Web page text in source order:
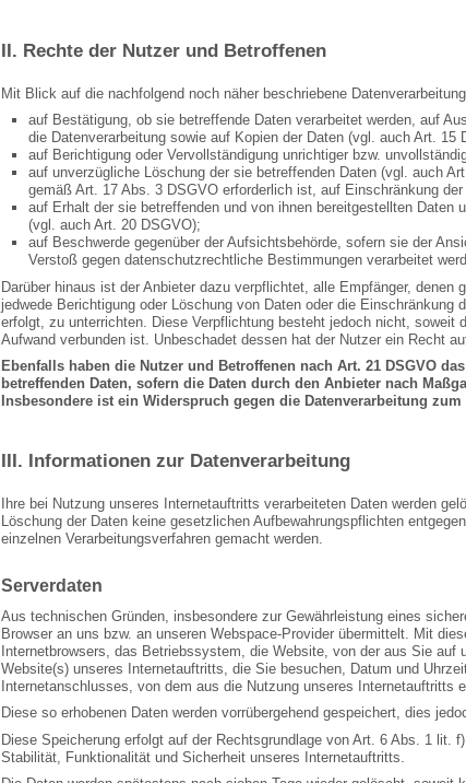
II. Rechte der Nutzer und Betroffenen
Mit Blick auf die nachfolgend noch näher beschriebene
auf Bestätigung, ob sie betreffende Daten verarbeitet werden, auf
die Datenverarbeitung sowie auf Kopien der Daten (vgl. auch Art. 15
auf Berichtigung oder Vervollständigung unrichtiger bzw.
auf unverzügliche Löschung der sie betreffenden Daten (vgl. auch
gemäß Art. 17 Abs. 3 DSGVO erforderlich ist, auf Einschränkung
auf Erhalt der sie betreffenden und von ihnen bereitgestellten Daten
(vgl. auch Art. 20 DSGVO);
auf Beschwerde gegenüber der Aufsichtsbehörde, sofern sie der
Verstoß gegen datenschutzrechtliche Bestimmungen verarbeitet
Darüber hinaus ist der Anbieter dazu verpflichtet, alle Empfänger, denen
jedwede Berichtigung oder Löschung von Daten oder die
erfolgt, zu unterrichten. Diese Verpflichtung besteht jedoch nicht,
Aufwand verbunden ist. Unbeschadet dessen hat der Nutzer ein Recht
Ebenfalls haben die Nutzer und Betroffenen nach Art. 21 DSGVO
betreffenden Daten, sofern die Daten durch den Anbieter nach
Insbesondere ist ein Widerspruch gegen die Datenverarbeitung
III. Informationen zur Datenverarbeitung
Ihre bei Nutzung unseres Internetauftritts verarbeiteten Daten werden
Löschung der Daten keine gesetzlichen Aufbewahrungspflichten
einzelnen Verarbeitungsverfahren gemacht werden.
Serverdaten
Aus technischen Gründen, insbesondere zur Gewährleistung eines
Browser an uns bzw. an unseren Webspace-Provider übermittelt. Mit
Internetbrowsers, das Betriebssystem, die Website, von der aus Sie
Website(s) unseres Internetauftritts, die Sie besuchen, Datum und
Internetanschlusses, von dem aus die Nutzung unseres Internetauftritts
Diese so erhobenen Daten werden vorrübergehend gespeichert, dies
Diese Speicherung erfolgt auf der Rechtsgrundlage von Art. 6 Abs. 1 lit.
Stabilität, Funktionalität und Sicherheit unseres Internetauftritts.